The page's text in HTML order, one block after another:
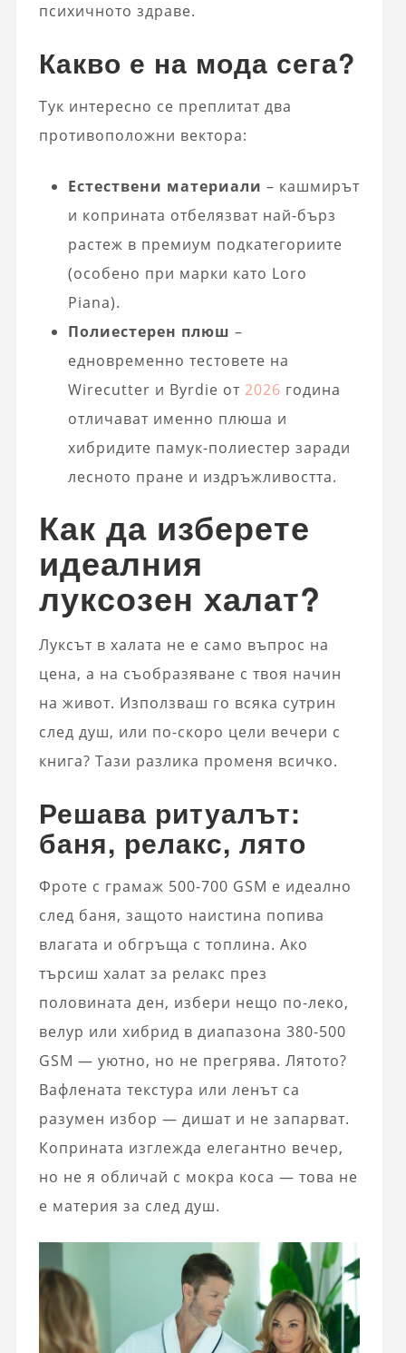
психичното здраве.
Какво е на мода сега?
Тук интересно се преплитат два
противоположни вектора:
Естествени материали – кашмирът
и коприната отбелязват най-бърз
растеж в премиум подкатегориите
(особено при марки като Loro
Piana).
Полиестерен плюш –
едновременно тестовете на
Wirecutter и Byrdie от 2026 година
отличават именно плюша и
хибридите памук-полиестер заради
лесното пране и издръжливостта.
Как да изберете
идеалния
луксозен халат?
Луксът в халата не е само въпрос на
цена, а на съобразяване с твоя начин
на живот. Използваш го всяка сутрин
след душ, или по-скоро цели вечери с
книга? Тази разлика променя всичко.
Решава ритуалът:
баня, релакс, лято
Фроте с грамаж 500-700 GSM е идеално
след баня, защото наистина попива
влагата и обгръща с топлина. Ако
търсиш халат за релакс през
половината ден, избери нещо по-леко,
велур или хибрид в диапазона 380-500
GSM — уютно, но не прегрява. Лятото?
Вафлената текстура или ленът са
разумен избор — дишат и не запарват.
Коприната изглежда елегантно вечер,
но не я обличай с мокра коса — това не
е материя за след душ.